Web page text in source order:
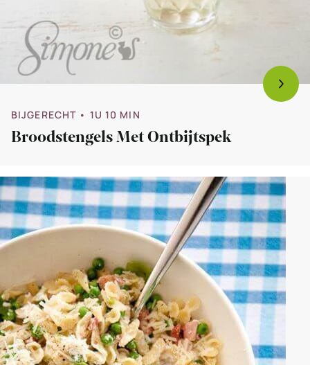
BIJGERECHT • 1U 10 MIN
Broodstengels Met Ontbijtspek
Bekijk
Pasta
met
doperwtjes,
en
ricotta